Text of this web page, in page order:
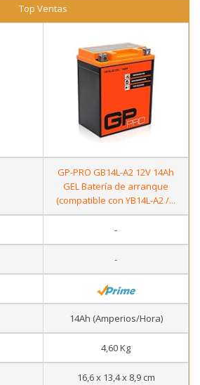
Top Ventas
GP-PRO GB14L-A2 12V 14Ah
GEL Batería de arranque
(compatible con YB14L-A2 /...
-
-
14Ah (Amperios/Hora)
4,60 Kg
16,6 x 13,4 x 8,9 cm